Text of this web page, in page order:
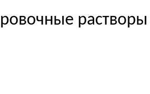
растворы